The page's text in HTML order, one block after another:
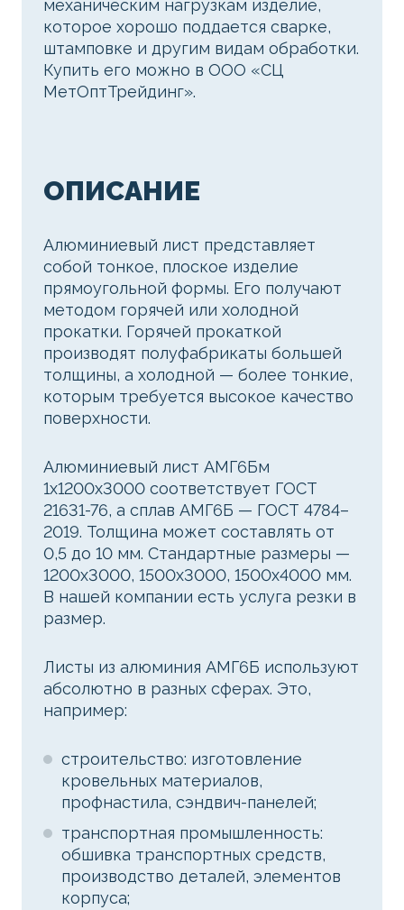
механическим нагрузкам изделие,
которое хорошо поддается сварке,
штамповке и другим видам обработки.
Купить его можно в ООО «СЦ
МетОптТрейдинг».
ОПИСАНИЕ
Алюминиевый лист представляет
собой тонкое, плоское изделие
прямоугольной формы. Его получают
методом горячей или холодной
прокатки. Горячей прокаткой
производят полуфабрикаты большей
толщины, а холодной — более тонкие,
которым требуется высокое качество
поверхности.
Алюминиевый лист АМГ6Бм
1х1200х3000 соответствует ГОСТ
21631-76, а сплав АМГ6Б — ГОСТ 4784–
2019. Толщина может составлять от
0,5 до 10 мм. Стандартные размеры —
1200x3000, 1500x3000, 1500x4000 мм.
В нашей компании есть услуга резки в
размер.
Листы из алюминия АМГ6Б используют
абсолютно в разных сферах. Это,
например:
строительство: изготовление
кровельных материалов,
профнастила, сэндвич-панелей;
транспортная промышленность:
обшивка транспортных средств,
производство деталей, элементов
корпуса;